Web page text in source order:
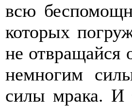
всю
которых
не отвращайся
немногим
силы мрака. И